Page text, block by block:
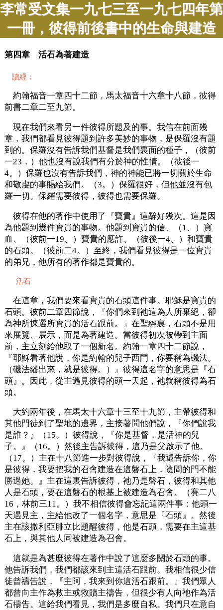
李常受文集一九七三至一九七四年第
一冊，彼得前後書中的生命與建造
第四章 活石為著建造
讀經：
約翰福音一章四十二節，馬太福音十六章十八節，彼得
前書二章二至九節。
現在我們來看另一件彼得所題及的事。我信在前面幾
章，我們都看見彼得題到許多美妙的事物，是保羅沒有題
到的。保羅沒有告訴我們基督是我們裏面的種子，（彼前
一23，）他也沒有說我們有分於神的性情。（彼後一
4。）保羅也沒有告訴我們，神的神能已將一切關於生命
和敬虔的事賜給我們。（3。）保羅很好，但他並沒有包
羅一切。保羅需要彼得，彼得也需要保羅。
彼得在他的著作中使用了『寶貴』這辭好幾次。這是因
為他題到幾件寶貴的事物。他題到寶貴的信、（1、）寶
血、（彼前一19、）寶貴的應許、（彼後一4、）和寶貴
的石頭。（彼前二4。）至終，我們看見彼得是一位寶貴
的弟兄，他所有的著作都是寶貴的。
活石
在這章，我們要來看寶貴的石頭這件事。耶穌是寶貴的
石頭。彼前二章四節說，『你們來到祂這為人所棄絕，卻
為神所揀選所寶貴的活石跟前。』在聖經裏，石頭不是用
來展覽、展示，而是為著建造。當彼得初次被帶到主面
前，主立刻給他取了一個新名。約翰一章四十二節說，
『耶穌看著他說，你是約翰的兒子西門，你要稱為磯法。
（磯法繙出來，就是彼得。）』彼得這名字的意思是『石
頭』。因此，從主遇見彼得的頭一天起，祂就稱彼得為石
頭。
大約兩年後，在馬太十六章十三至十九節，主帶彼得和
其他門徒到了聖地的邊界，主接著問他們說，『你們說我
是誰？』（15。）彼得說，『你是基督，是活神的兒
子。』（16。）然後主告訴彼得，這乃是父啟示了他。
（17。）主在十八節進一步對彼得說，『我還告訴你，你
是彼得，我要把我的召會建造在這磐石上，陰間的門不能
勝過她。』主在這裏告訴彼得，祂乃是磐石，彼得和其他
人是石頭，要在這磐石的根基上被建造為召會。（賽二八
16，林前三11。）我不相信彼得會忘記這兩件事：他頭一
天遇見主，主給他改了一個名字，意思是『石頭』。然後
主在該撒利亞腓立比題醒彼得，他是石頭，需要在主這基
石上，與其他人同被建造為召會。
這就是為甚麼彼得在著作中說了這麼多關於石頭的事。
他告訴我們，我們都該來到主這活石跟前。我相信很少信
徒曾禱告說，『主阿，我來到你這活石跟前。』我們眾人
都曾向主作為救主或救贖主禱告，但很少有人向祂作為活
石禱告。這給我們看見，我們是多麼自私。我們只在意自